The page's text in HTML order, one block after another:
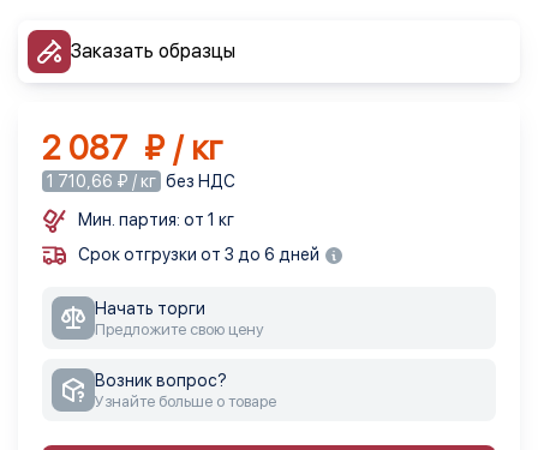
Заказать образцы
2 087 ₽ / кг
1 710,66 ₽ / кг без НДС
Мин. партия: от 1 кг
Срок отгрузки от 3 до 6 дней
Начать торги
Предложите свою цену
Возник вопрос?
Узнайте больше о товаре